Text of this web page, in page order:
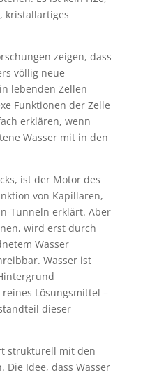
kristallartiges
zeigen, dass
völlig neue
lebenden Zellen
Funktionen der Zelle
erklären, wenn
Wasser mit in den
ist der Motor des
von Kapillaren,
Tunneln erklärt. Aber
wird erst durch
Wasser
Wasser ist
Lösungsmittel –
dieser
strukturell mit den
Die Idee, dass Wasser